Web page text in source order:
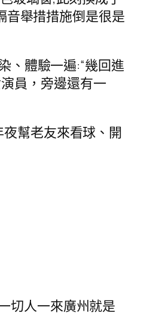
音舉措措施倒是很是
、體驗一遍:“幾回進
員，旁邊還有一
幫老友來看球、開
切人一來廣州就是